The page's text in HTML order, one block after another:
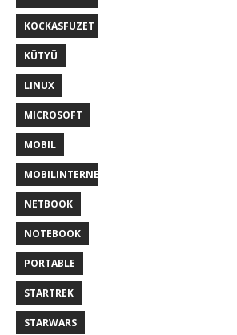
KOCKASFUZET
KÜTYÜ
LINUX
MICROSOFT
MOBIL
MOBILINTERNET
NETBOOK
NOTEBOOK
PORTABLE
STARTREK
STARWARS